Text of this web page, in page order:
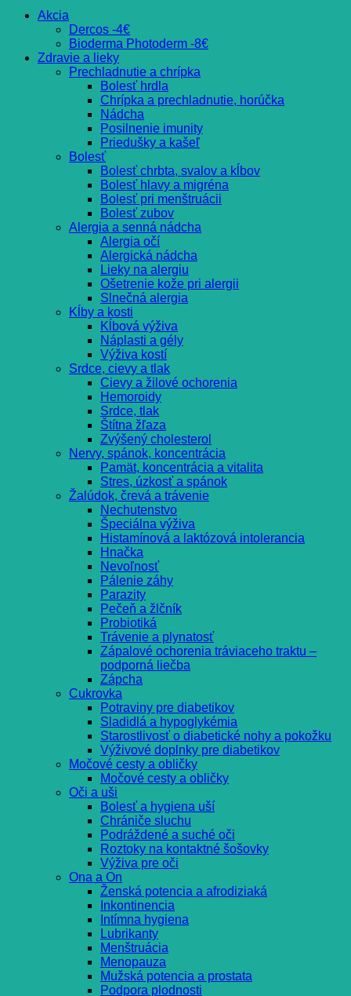
Akcia
Dercos -4€
Bioderma Photoderm -8€
Zdravie a lieky
Prechladnutie a chrípka
Bolesť hrdla
Chrípka a prechladnutie, horúčka
Nádcha
Posilnenie imunity
Priedušky a kašeľ
Bolesť
Bolesť chrbta, svalov a kĺbov
Bolesť hlavy a migréna
Bolesť pri menštruácii
Bolesť zubov
Alergia a senná nádcha
Alergia očí
Alergická nádcha
Lieky na alergiu
Ošetrenie kože pri alergii
Slnečná alergia
Kĺby a kosti
Kĺbová výživa
Náplasti a gély
Výživa kostí
Srdce, cievy a tlak
Cievy a žilové ochorenia
Hemoroidy
Srdce, tlak
Štítna žľaza
Zvýšený cholesterol
Nervy, spánok, koncentrácia
Pamät, koncentrácia a vitalita
Stres, úzkosť a spánok
Žalúdok, črevá a trávenie
Nechutenstvo
Špeciálna výživa
Histamínová a laktózová intolerancia
Hnačka
Nevoľnosť
Pálenie záhy
Parazity
Pečeň a žlčník
Probiotiká
Trávenie a plynatosť
Zápalové ochorenia tráviaceho traktu –
podporná liečba
Zápcha
Cukrovka
Potraviny pre diabetikov
Sladidlá a hypoglykémia
Starostlivosť o diabetické nohy a pokožku
Výživové doplnky pre diabetikov
Močové cesty a obličky
Močové cesty a obličky
Oči a uši
Bolesť a hygiena uší
Chrániče sluchu
Podráždené a suché oči
Roztoky na kontaktné šošovky
Výživa pre oči
Ona a On
Ženská potencia a afrodiziaká
Inkontinencia
Intímna hygiena
Lubrikanty
Menštruácia
Menopauza
Mužská potencia a prostata
Podpora plodnosti